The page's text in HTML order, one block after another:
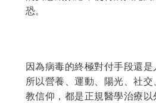
恐。
因為病毒的終極對付手段還是
所以營養、運動、陽光、社
教信仰，都是正規醫學治療